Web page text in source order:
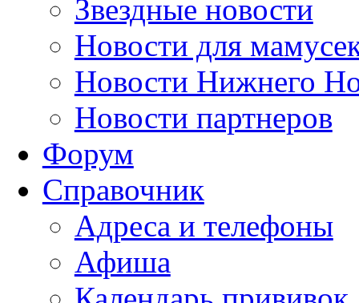
Звездные новости
Новости для
Новости Нижнего
Новости партнеров
Форум
Справочник
Адреса и телефоны
Афиша